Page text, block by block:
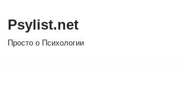
Psylist.net
Просто о Психологии